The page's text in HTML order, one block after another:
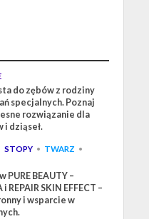
do zębów z rodziny
specjalnych. Poznaj
rozwiązanie dla
i dziąseł.
STOPY • TWARZ •
BEAUTY –
REPAIR SKIN EFFECT –
i wsparcie w